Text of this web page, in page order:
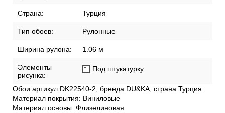
Страна: Турция
Тип обоев: Рулонные
Ширина рулона: 1.06 м
Элементы
рисунка:
Под штукатурку
Обои артикул DK22540-2, бренда DU&KA, страна Турция.
Материал покрытия: Виниловые
Материал основы: Флизелиновая